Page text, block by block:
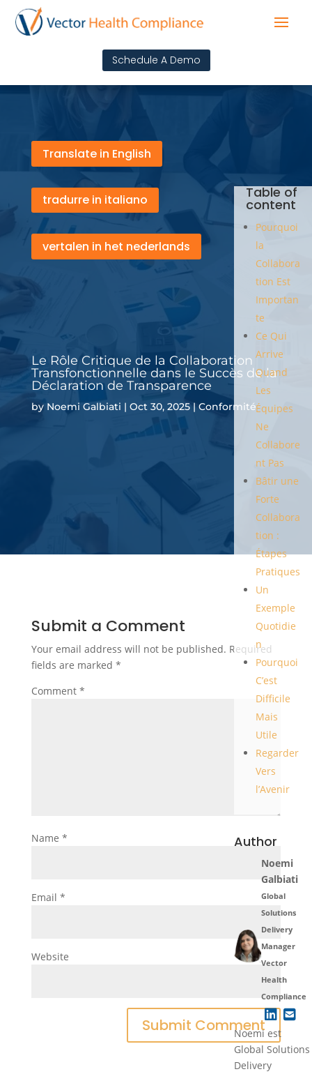
Schedule A Demo
Translate in English
tradurre in italiano
vertalen in het nederlands
Le Rôle Critique de la Collaboration
Transfonctionnelle dans le Succès de la
Déclaration de Transparence
by Noemi Galbiati | Oct 30, 2025|Conformité
Table of
content
Pourquoi
la
Collabora
tion Est
Importan
te
Ce Qui
Arrive
Quand
Les
Équipes
Ne
Collabore
nt Pas
Bâtir une
Forte
Collabora
tion :
Étapes
Pratiques
Un
Exemple
Quotidie
n
Pourquoi
C’est
Difficile
Mais
Utile
Regarder
Vers
l’Avenir
Author
Noemi
Galbiati
Global
Solutions
Delivery
Manager
Vector
Health
Compliance
Noemi est
Global Solutions
Delivery
Submit a Comment
Your email address will not be published. Required
fields are marked *
Comment *
Name *
Email *
Website